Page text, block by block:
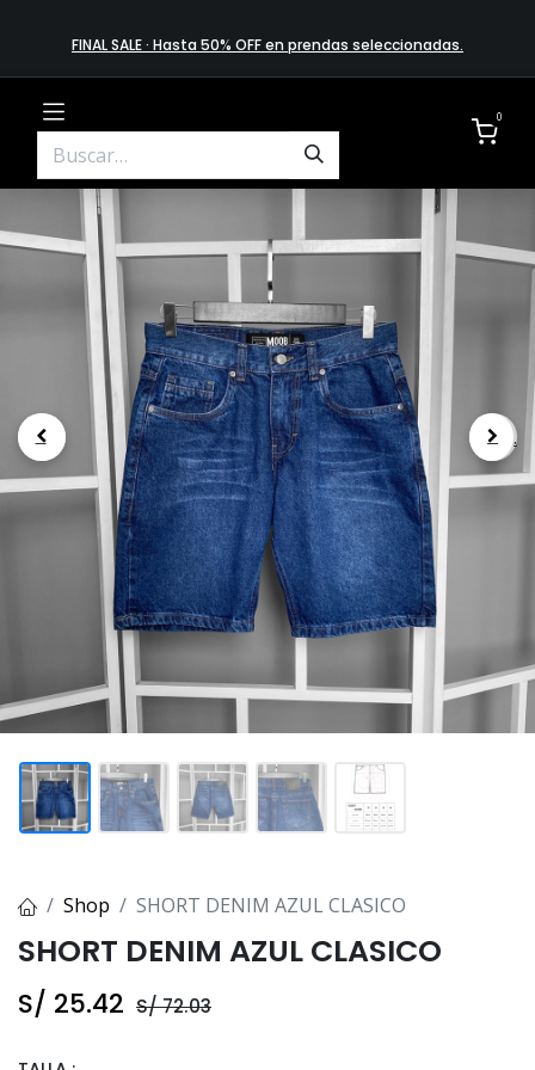
FINAL SALE · Hasta 50% OFF en prendas​ selecciona​das.
0
.
Shop SHORT DENIM AZUL CLASICO
SHORT DENIM AZUL CLASICO
S/ 25.42 S/72.03